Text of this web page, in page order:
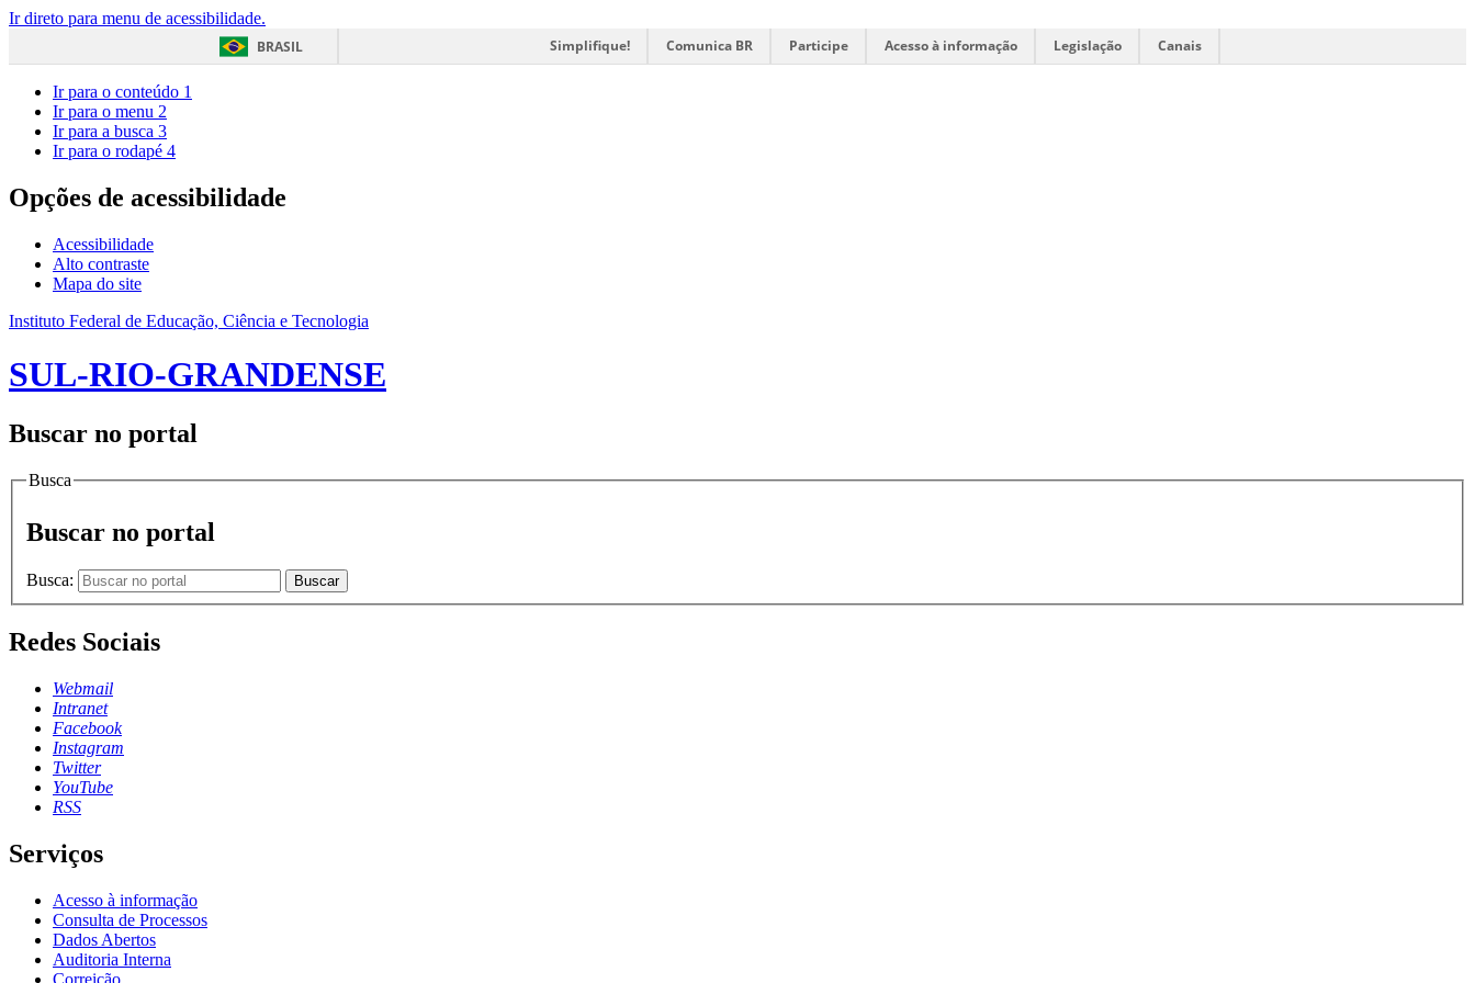
Ir direto para menu de acessibilidade.
BRASIL
Simplifique! Comunica BR Participe Acesso à informação Legislação Canais
Ir para o conteúdo 1
Ir para o menu 2
Ir para a busca 3
Ir para o rodapé 4
Opções de acessibilidade
Acessibilidade
Alto contraste
Mapa do site
Instituto Federal de Educação, Ciência e Tecnologia
SUL-RIO-GRANDENSE
Buscar no portal
Busca
Buscar no portal
Busca: Buscar
Redes Sociais
Webmail
Intranet
Facebook
Instagram
Twitter
YouTube
RSS
Serviços
Acesso à informação
Consulta de Processos
Dados Abertos
Auditoria Interna
Correição